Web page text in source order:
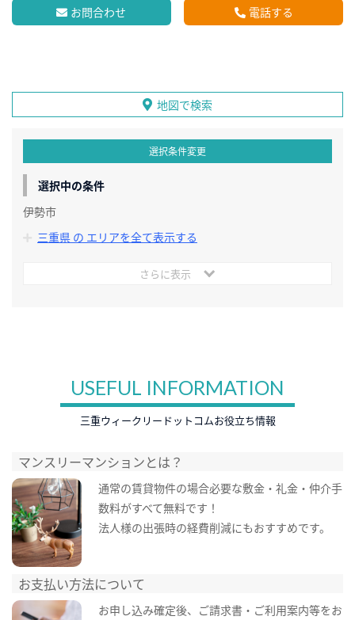
お問合わせ 電話する
地図で検索
選択条件変更
選択中の条件
伊勢市
三重県 の エリアを全て表示する
さらに表示
USEFUL INFORMATION
三重ウィークリードットコムお役立ち情報
マンスリーマンションとは？
通常の賃貸物件の場合必要な敷金・礼金・仲介手
数料がすべて無料です！
法人様の出張時の経費削減にもおすすめです。
お支払い方法について
お申し込み確定後、ご請求書・ご利用案内等をお